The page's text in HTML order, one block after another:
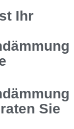
Ihr
Sie